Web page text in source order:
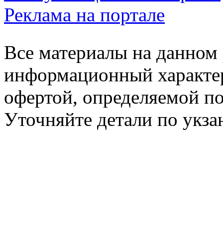
Реклама на портале
Все материалы на данном
информационный
офертой, определяемой
Уточняйте детали по